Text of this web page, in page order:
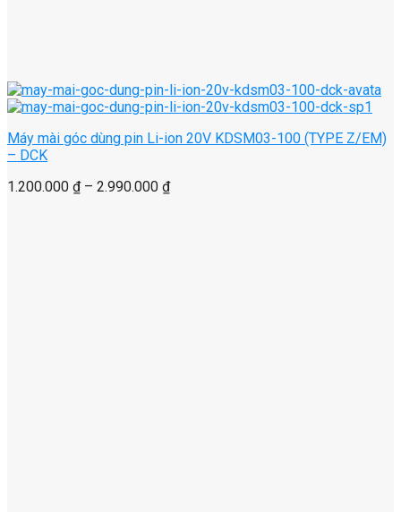
Máy mài góc dùng pin Li-ion 20V KDSM03-100 (TYPE Z/EM)
– DCK
1.200.000 ₫– 2.990.000 ₫